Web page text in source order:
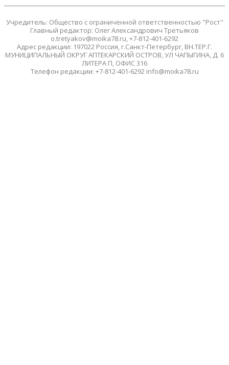
Учредитель: Общество с ограниченной ответственностью "Рост"
Главный редактор: Олег Александрович Третьяков
o.tretyakov@moika78.ru, +7-812-401-6292
Адрес редакции: 197022 Россия, г.Санкт-Петербург, ВН.ТЕР.Г.
МУНИЦИПАЛЬНЫЙ ОКРУГ АПТЕКАРСКИЙ ОСТРОВ, УЛ ЧАПЫГИНА, Д. 6
ЛИТЕРА П, ОФИС 316
Телефон редакции: +7-812-401-6292 info@moika78.ru